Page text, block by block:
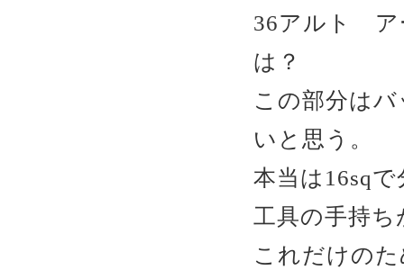
36アルト ア
は？
この部分は
いと思う。
本当は16sq
工具の手持ち
これだけの